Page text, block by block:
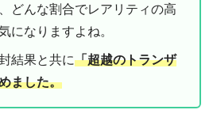
どんな割合でレアリティの高
になりますよね。
結果と共に「超越のトランザ
ました。